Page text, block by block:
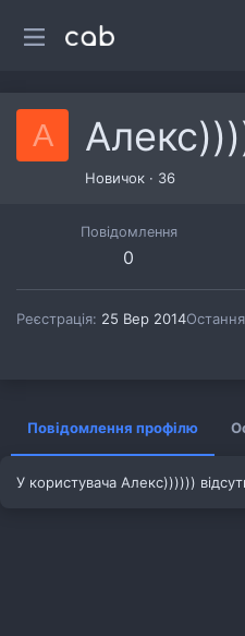
А
Новичок · 36
Повідомлення
0
Реєстрація 25 Вер 2014
Повідомлення профілю
У користувача Алекс))))))